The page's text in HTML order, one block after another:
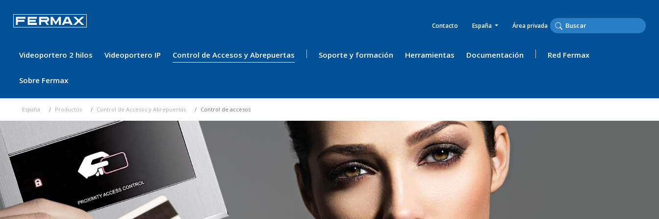
Contacto España Área privada
Videoportero 2 hilos Videoportero IP Control de Accesos y Abrepuertas Soporte y formación Herramientas Documentación Red Fermax
Sobre Fermax
España Productos Control de Accesos y Abrepuertas Control de accesos